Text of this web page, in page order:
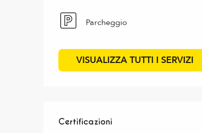
Parcheggio
VISUALIZZA TUTTI I SERVIZI
Offerte di
Certificazioni
Certificazioni